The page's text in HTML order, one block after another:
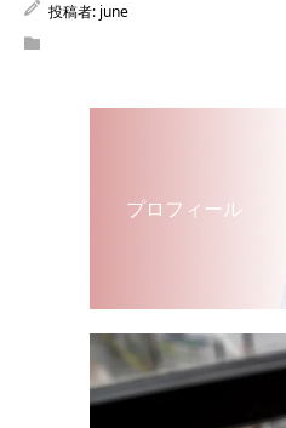
投稿者: june
プロフィール